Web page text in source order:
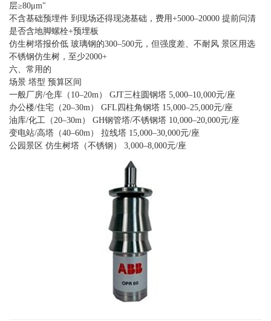
层≥80μm"
不含基础预埋件 到现场还得现浇基础，费用+5000–20000 提前问清
是否含地脚螺栓+预埋板
仿生树塔报价低 玻璃钢的300–500元，但强度差、不耐风 景区用选
不锈钢仿生树，至少2000+
六、常用的
场景 塔型 预算区间
一般厂房/仓库（10–20m） GJT三柱圆钢塔 5,000–10,000元/座
办公楼/住宅（20–30m） GFL四柱角钢塔 15,000–25,000元/座
油库/化工（20–30m） GH钢管塔/不锈钢塔 10,000–20,000元/座
变电站/高塔（40–60m） 拉线塔 15,000–30,000元/座
公园景区 仿生树塔（不锈钢） 3,000–8,000元/座